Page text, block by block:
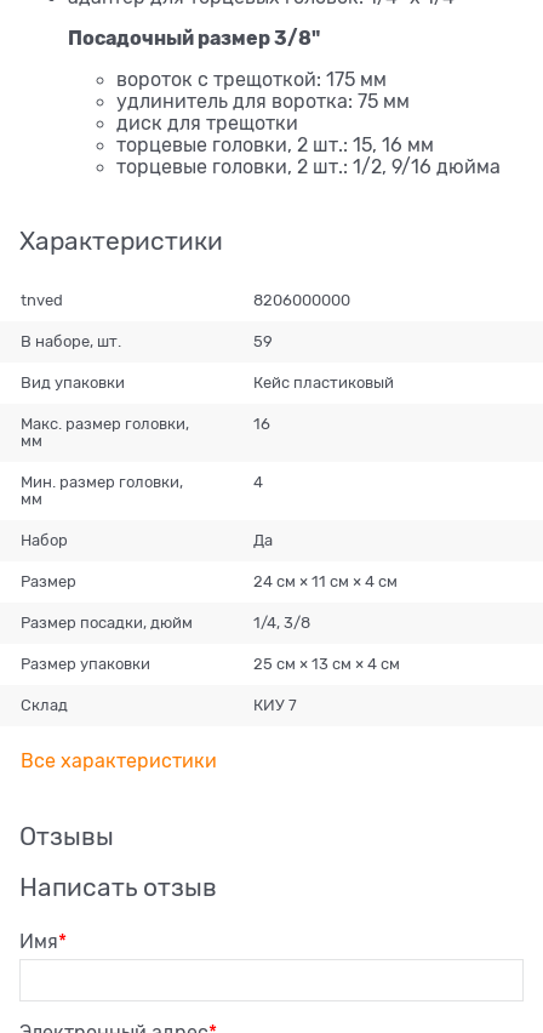
Посадочный размер 3/8"
вороток с трещоткой: 175 мм
удлинитель для воротка: 75 мм
диск для трещотки
торцевые головки, 2 шт.: 15, 16 мм
торцевые головки, 2 шт.: 1/2, 9/16 дюйма
Характеристики
tnved 8206000000
В наборе, шт. 59
Вид упаковки Кейс пластиковый
Макс. размер головки,
мм
16
Мин. размер головки,
мм
4
Набор Да
Размер 24 см × 11 см × 4 см
Размер посадки, дюйм 1/4, 3/8
Размер упаковки 25 см × 13 см × 4 см
Склад КИУ 7
Все характеристики
Отзывы
Написать отзыв
Имя